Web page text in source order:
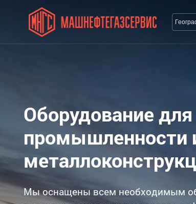
Оборудование
промышленности
Мы оснащены всем необходимым